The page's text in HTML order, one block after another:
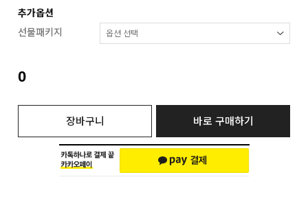
추가옵션
선물패키지
0
장바구니 바로 구매하기